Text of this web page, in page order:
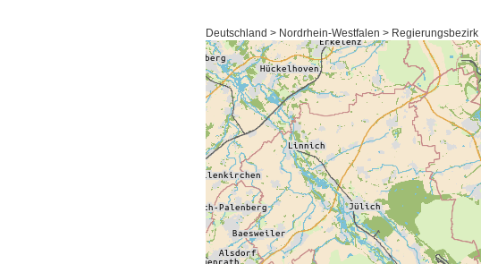
Deutschland > Nordrhein-Westfalen >